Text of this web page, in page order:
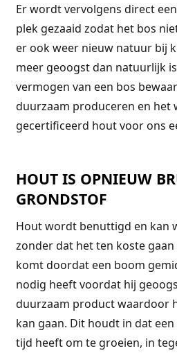
Er wordt vervolgens direct
plek gezaaid zodat het bos
er ook weer nieuw natuur bij
meer geoogst dan natuurlijk
vermogen van een bos
duurzaam produceren en het
gecertificeerd hout voor ons
HOUT IS OPNIEUW
GRONDSTOF
Hout wordt benuttigd en kan
zonder dat het ten koste
komt doordat een boom
nodig heeft voordat hij
duurzaam product waardoor
kan gaan. Dit houdt in dat
tijd heeft om te groeien, in